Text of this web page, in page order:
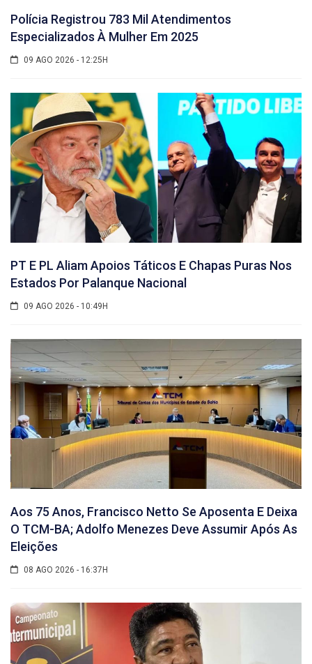
Polícia Registrou 783 Mil Atendimentos
Especializados À Mulher Em 2025
09 AGO 2026 - 12:25H
PT E PL Aliam Apoios Táticos E Chapas Puras Nos
Estados Por Palanque Nacional
09 AGO 2026 - 10:49H
Aos 75 Anos, Francisco Netto Se Aposenta E Deixa
O TCM-BA; Adolfo Menezes Deve Assumir Após As
Eleições
08 AGO 2026 - 16:37H